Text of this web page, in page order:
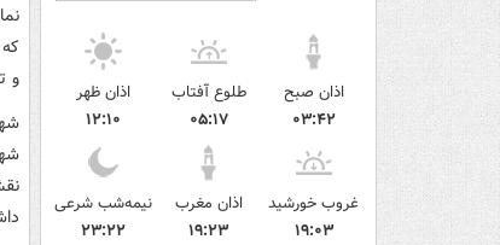
اذان صبح
۰۳:۴۲
طلوع آفتاب
۰۵:۱۷
اذان ظهر
۱۲:۱۰
غروب خورشید
۱۹:۰۳
اذان مغرب
۱۹:۲۳
نیمه‌شب شرعی
۲۳:۲۲
و